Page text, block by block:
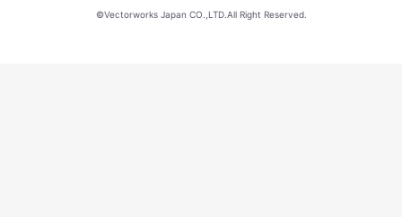
©Vectorworks Japan CO.,LTD.All Right Reserved.